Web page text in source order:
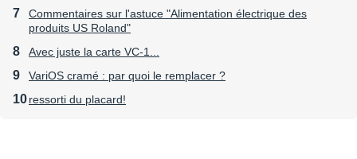
Commentaires sur l'astuce "Alimentation électrique des
produits US Roland"
Avec juste la carte VC-1...
VariOS cramé : par quoi le remplacer ?
ressorti du placard!